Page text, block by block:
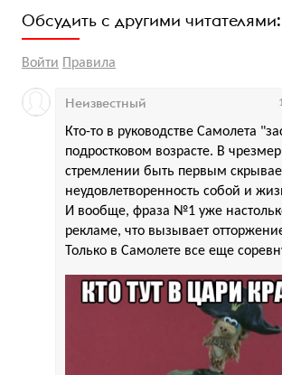
Обсудить с другими читателями:
Войти Правила
Кто-то в руководстве Самолета
подростковом возрасте. В
стремлении быть первым
неудовлетворенность собой и
И вообще, фраза №1 уже
рекламе, что вызывает
Только в Самолете все еще
Неизвестный